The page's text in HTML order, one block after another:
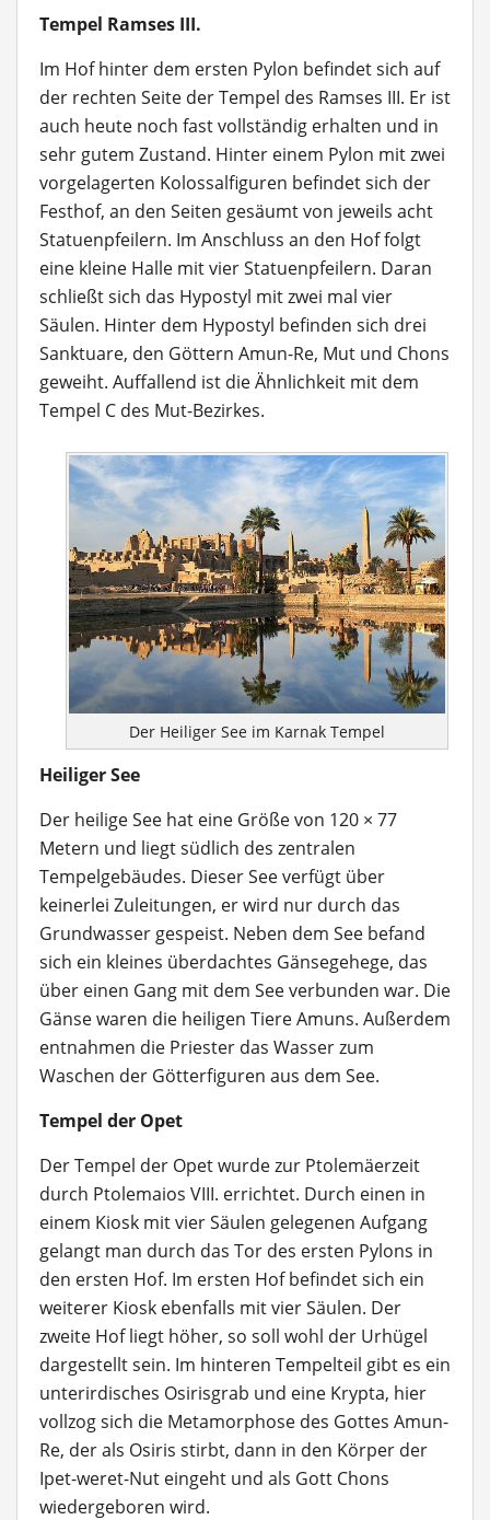
Tempel Ramses III.
Im Hof hinter dem ersten Pylon befindet sich auf
der rechten Seite der Tempel des Ramses III. Er ist
auch heute noch fast vollständig erhalten und in
sehr gutem Zustand. Hinter einem Pylon mit zwei
vorgelagerten Kolossalfiguren befindet sich der
Festhof, an den Seiten gesäumt von jeweils acht
Statuenpfeilern. Im Anschluss an den Hof folgt
eine kleine Halle mit vier Statuenpfeilern. Daran
schließt sich das Hypostyl mit zwei mal vier
Säulen. Hinter dem Hypostyl befinden sich drei
Sanktuare, den Göttern Amun-Re, Mut und Chons
geweiht. Auffallend ist die Ähnlichkeit mit dem
Tempel C des Mut-Bezirkes.
Der Heiliger See im Karnak Tempel
Heiliger See
Der heilige See hat eine Größe von 120 × 77
Metern und liegt südlich des zentralen
Tempelgebäudes. Dieser See verfügt über
keinerlei Zuleitungen, er wird nur durch das
Grundwasser gespeist. Neben dem See befand
sich ein kleines überdachtes Gänsegehege, das
über einen Gang mit dem See verbunden war. Die
Gänse waren die heiligen Tiere Amuns. Außerdem
entnahmen die Priester das Wasser zum
Waschen der Götterfiguren aus dem See.
Tempel der Opet
Der Tempel der Opet wurde zur Ptolemäerzeit
durch Ptolemaios VIII. errichtet. Durch einen in
einem Kiosk mit vier Säulen gelegenen Aufgang
gelangt man durch das Tor des ersten Pylons in
den ersten Hof. Im ersten Hof befindet sich ein
weiterer Kiosk ebenfalls mit vier Säulen. Der
zweite Hof liegt höher, so soll wohl der Urhügel
dargestellt sein. Im hinteren Tempelteil gibt es ein
unterirdisches Osirisgrab und eine Krypta, hier
vollzog sich die Metamorphose des Gottes Amun-
Re, der als Osiris stirbt, dann in den Körper der
Ipet-weret-Nut eingeht und als Gott Chons
wiedergeboren wird.